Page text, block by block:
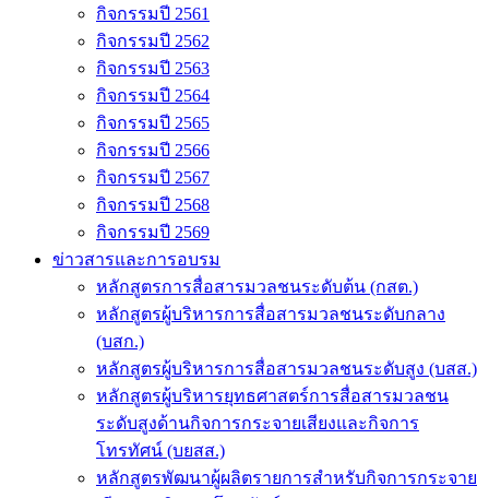
กิจกรรมปี 2561
กิจกรรมปี 2562
กิจกรรมปี 2563
กิจกรรมปี 2564
กิจกรรมปี 2565
กิจกรรมปี 2566
กิจกรรมปี 2567
กิจกรรมปี 2568
กิจกรรมปี 2569
ข่าวสารและการอบรม
หลักสูตรการสื่อสารมวลชนระดับต้น (กสต.)
หลักสูตรผู้บริหารการสื่อสารมวลชนระดับกลาง
(บสก.)
หลักสูตรผู้บริหารการสื่อสารมวลชนระดับสูง (บสส.)
หลักสูตรผู้บริหารยุทธศาสตร์การสื่อสารมวลชน
ระดับสูงด้านกิจการกระจายเสียงและกิจการ
โทรทัศน์ (บยสส.)
หลักสูตรพัฒนาผู้ผลิตรายการสำหรับกิจการกระจาย